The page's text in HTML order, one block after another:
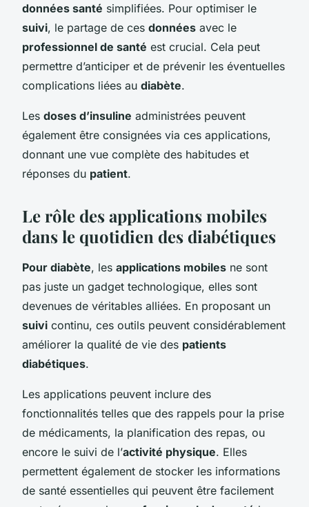
données santé simplifiées. Pour optimiser le
suivi, le partage de ces données avec le
professionnel de santé est crucial. Cela peut
permettre d’anticiper et de prévenir les éventuelles
complications liées au diabète.
Les doses d’insuline administrées peuvent
également être consignées via ces applications,
donnant une vue complète des habitudes et
réponses du patient.
Le rôle des applications mobiles
dans le quotidien des diabétiques
Pour diabète, les applications mobiles ne sont
pas juste un gadget technologique, elles sont
devenues de véritables alliées. En proposant un
suivi continu, ces outils peuvent considérablement
améliorer la qualité de vie des patients
diabétiques.
Les applications peuvent inclure des
fonctionnalités telles que des rappels pour la prise
de médicaments, la planification des repas, ou
encore le suivi de l’activité physique. Elles
permettent également de stocker les informations
de santé essentielles qui peuvent être facilement